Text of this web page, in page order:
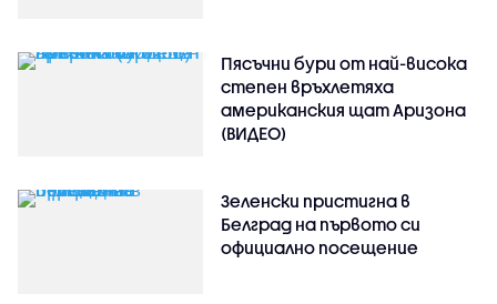
Пясъчни бури от най-висока
степен връхлетяха
американския щат Аризона
(ВИДЕО)
Зеленски пристигна в
Белград на първото си
официално посещение